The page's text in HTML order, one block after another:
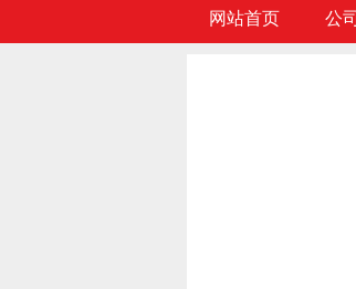
网站首页 公